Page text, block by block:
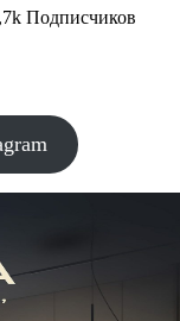
Подписчиков